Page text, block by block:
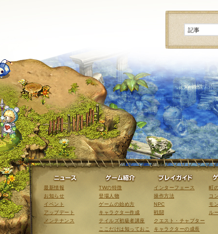
ニュース
最新情報
お知らせ
イベント
アップデート
メンテナンス
ゲーム紹介
TWの特徴
登場人物
ゲームの始め方
キャラクター作成
テイルズ初級者講座
ここだけは知っておこ
インターフェース
操作方法
NPC
戦闘
クエスト・チャプター
キャラクターの成長
町
コ
モ
ル